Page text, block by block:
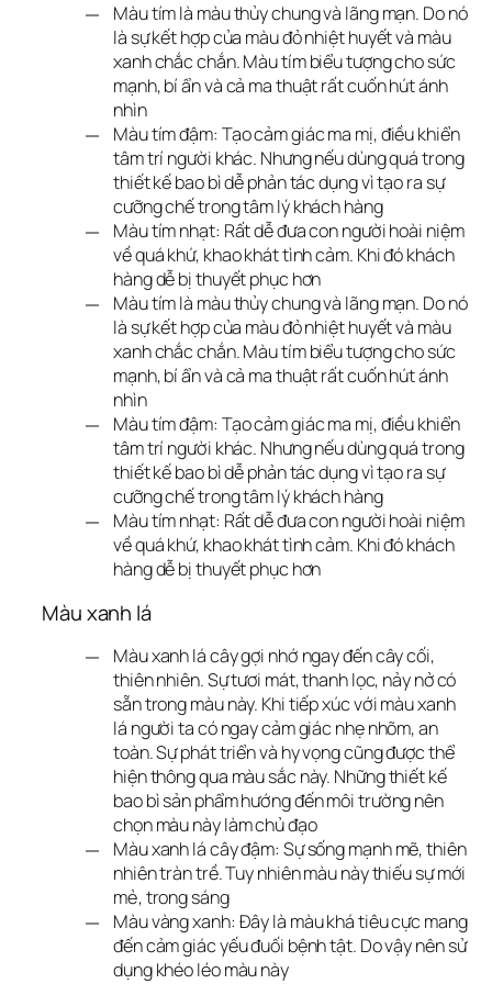
Màu tím là màu thủy chung và lãng mạn. Do nó
là sự kết hợp của màu đỏ nhiệt huyết và màu
xanh chắc chắn. Màu tím biểu tượng cho sức
mạnh, bí ẩn và cả ma thuật rất cuốn hút ánh
nhìn
Màu tím đậm: Tạo cảm giác ma mị, điều khiển
tâm trí người khác. Nhưng nếu dùng quá trong
thiết kế bao bì dễ phản tác dụng vì tạo ra sự
cưỡng chế trong tâm lý khách hàng
Màu tím nhạt: Rất dễ đưa con người hoài niệm
về quá khứ, khao khát tình cảm. Khi đó khách
hàng dễ bị thuyết phục hơn
Màu tím là màu thủy chung và lãng mạn. Do nó
là sự kết hợp của màu đỏ nhiệt huyết và màu
xanh chắc chắn. Màu tím biểu tượng cho sức
mạnh, bí ẩn và cả ma thuật rất cuốn hút ánh
nhìn
Màu tím đậm: Tạo cảm giác ma mị, điều khiển
tâm trí người khác. Nhưng nếu dùng quá trong
thiết kế bao bì dễ phản tác dụng vì tạo ra sự
cưỡng chế trong tâm lý khách hàng
Màu tím nhạt: Rất dễ đưa con người hoài niệm
về quá khứ, khao khát tình cảm. Khi đó khách
hàng dễ bị thuyết phục hơn
Màu xanh lá
Màu xanh lá cây gợi nhớ ngay đến cây cối,
thiên nhiên. Sự tươi mát, thanh lọc, nảy nở có
sẵn trong màu này. Khi tiếp xúc với màu xanh
lá người ta có ngay cảm giác nhẹ nhõm, an
toàn. Sự phát triển và hy vọng cũng được thể
hiện thông qua màu sắc này. Những thiết kế
bao bì sản phẩm hướng đến môi trường nên
chọn màu này làm chủ đạo
Màu xanh lá cây đậm: Sự sống mạnh mẽ, thiên
nhiên tràn trề. Tuy nhiên màu này thiếu sự mới
mẻ, trong sáng
Màu vàng xanh: Đây là màu khá tiêu cực mang
đến cảm giác yếu đuối bệnh tật. Do vậy nên sử
dụng khéo léo màu này